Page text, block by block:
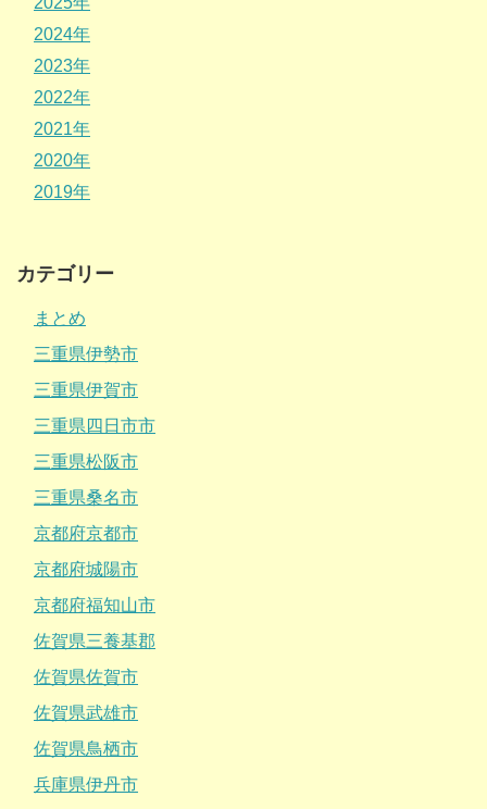
2024年
2023年
2022年
2021年
2020年
2019年
カテゴリー
まとめ
三重県伊勢市
三重県伊賀市
三重県四日市市
三重県松阪市
三重県桑名市
京都府京都市
京都府城陽市
京都府福知山市
佐賀県三養基郡
佐賀県佐賀市
佐賀県武雄市
佐賀県鳥栖市
兵庫県伊丹市